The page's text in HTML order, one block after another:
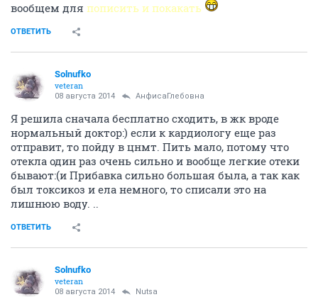
вообщем для пописить и покакать
ОТВЕТИТЬ
Solnufko
veteran
08 августа 2014 АнфисаГлебовна
Я решила сначала бесплатно сходить, в жк вроде
нормальный доктор:) если к кардиологу еще раз
отправит, то пойду в цнмт. Пить мало, потому что
отекла один раз очень сильно и вообще легкие отеки
бывают:(и Прибавка сильно большая была, а так как
был токсикоз и ела немного, то списали это на
лишнюю воду. ..
ОТВЕТИТЬ
Solnufko
veteran
08 августа 2014 Nutsa